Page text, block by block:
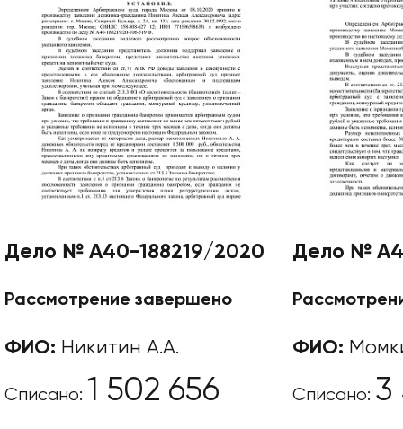
Дело № А40-188219/2020
Рассмотрение завершено
ФИО: Никитин А.А.
Списано: 1 502 656
Дело №
ФИО:
Списано: 3
Отзывы
О компании
Подробно о
Цены
Контакты